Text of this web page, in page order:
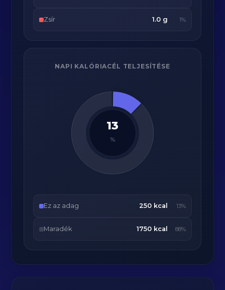
Zsír 1.0 g 1%
NAPI KALÓRIACÉL TELJESÍTÉSE
13
%
Ez az adag 250 kcal 13%
Maradék 1750 kcal 88%